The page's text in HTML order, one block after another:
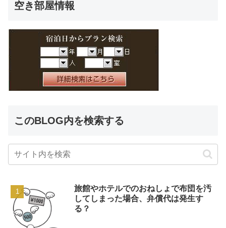
空き部屋情報
このBLOG内を検索する
旅館やホテルでのおねしょで布団を汚
してしまった場合、弁償代は発生す
る？